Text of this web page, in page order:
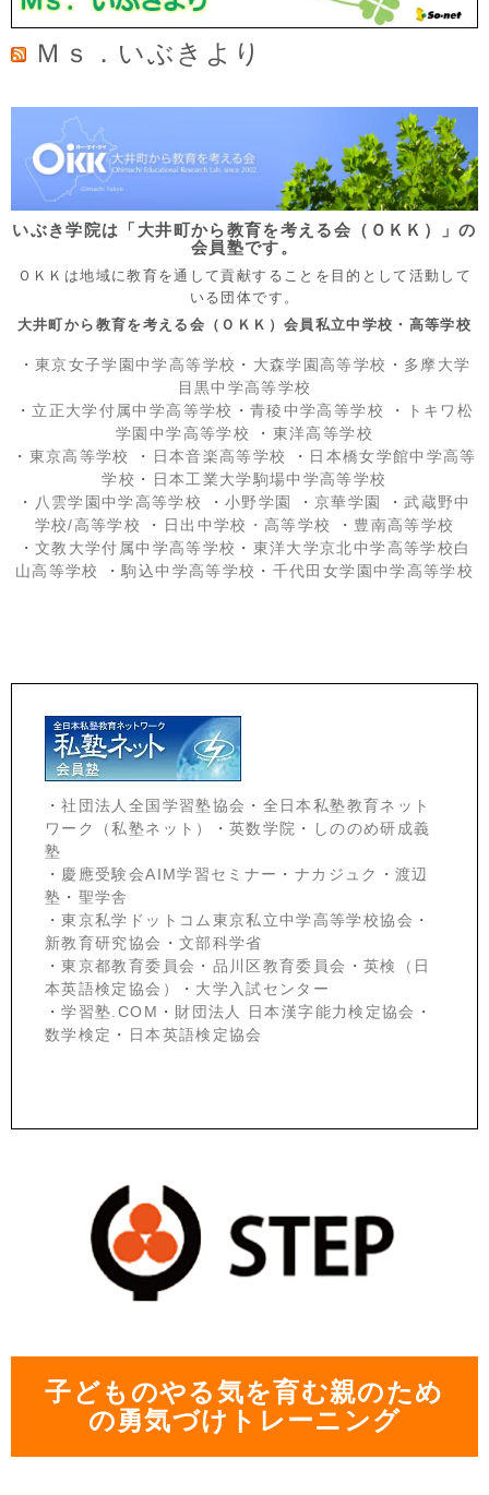
Ｍｓ．いぶきより
いぶき学院は「大井町から教育を考える会（ＯＫＫ）」の
会員塾です。
ＯＫＫは地域に教育を通して貢献することを目的として活動して
いる団体です。
大井町から教育を考える会（ＯＫＫ）会員私立中学校・高等学校
・ 東京女子学園中学高等学校 ・ 大森学園高等学校 ・ 多摩大学
目黒中学高等学校
・ 立正大学付属中学高等学校 ・ 青稜中学高等学校 ・
トキワ松
学園中学高等学校
・ 東洋高等学校
・ 東京高等学校 ・ 日本音楽高等学校 ・ 日本橋女学館中学高等
学校 ・
日本工業大学駒場中学高等学校
・ 八雲学園中学高等学校 ・ 小野学園 ・京華学園 ・武蔵野中
学校/高等学校
・ 日出中学校 ・高等学校 ・ 豊南高等学校
・ 文教大学付属中学高等学校 ・ 東洋大学京北中学高等学校白
山高等学校
・駒込中学高等学校 ・ 千代田女学園中学高等学校
・社団法人全国学習塾協会 ・ 全日本私塾教育ネット
ワーク（私塾ネット）
・ 英数学院 ・
しののめ研成義
塾
・ 慶應受験会AIM学習セミナー ・ ナカジュク ・ 渡辺
塾 ・ 聖学舎
・東京私学ドットコム東京私立中学高等学校協会 ・
新教育研究協会 ・ 文部科学省
・東京都教育委員会 ・ 品川区教育委員会 ・ 英検（日
本英語検定協会）
・ 大学入試センター
・学習塾.COM ・ 財団法人 日本漢字能力検定協会 ・
数学検定 ・ 日本英語検定協会
子どものやる気を育む親のため
の勇気づけトレーニング